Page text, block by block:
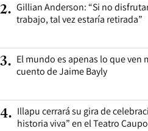
2. Gillian Anderson: “Si no
trabajo, tal vez estaría retirada”
3. El mundo es apenas lo que ven
cuento de Jaime Bayly
4. Illapu cerrará su gira de
historia viva” en el Teatro